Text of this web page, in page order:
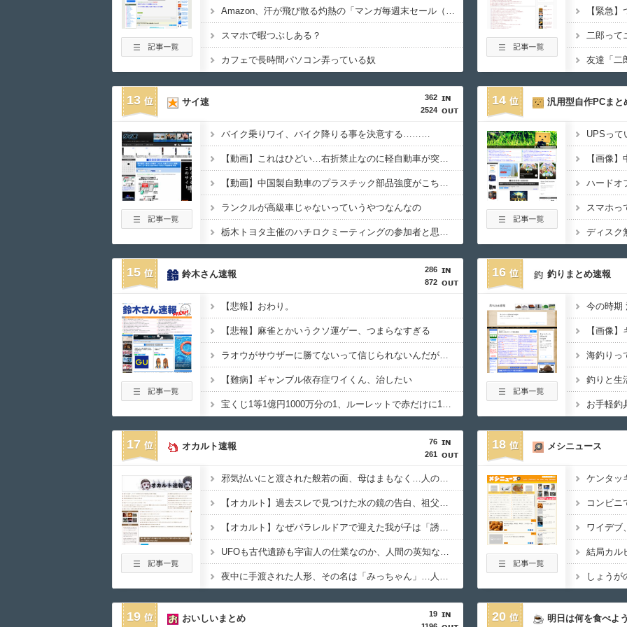
Amazon、汗が飛び散る灼熱の「マンガ毎週末セール（50%還元）」を開催！
スマホで暇つぶしある？
カフェで長時間パソコン弄っている奴
二郎って
友達「二
13
362
2524
サイ速
バイク乗りワイ、バイク降りる事を決意する………
【動画】これはひどい…右折禁止なのに軽自動車が突如右折し路面電車と衝突→乗ってた三人組が車を捨て逃走ｗｗｗｗｗｗ
【動画】中国製自動車のプラスチック部品強度がこちらｗｗｗｗｗｗｗｗｗ
ランクルが高級車じゃないっていうやつなんなの
栃木トヨタ主催のハチロクミーティングの参加者と思われる86乗りが公道で円書きしてる動画を投稿→大炎上
14 汎用型自作PCまと
UPSっ
【画像
15
286
872
鈴木さん速報
【悲報】おわり。
【悲報】麻雀とかいうクソ運ゲー、つまらなすぎる
ラオウがサウザーに勝てないって信じられないんだが…
【難病】ギャンブル依存症ワイくん、治したい
宝くじ1等1億円1000万分の1、ルーレットで赤だけに1万円賭けて13連勝（8192万円）する確率2888分の1ｗ
16 釣りまとめ速報
今の時期
【画像
海釣りっ
釣りと生
お手軽釣
17
76
261
オカルト速報
邪気払いにと渡された般若の面、母はまもなく…人の恨み傑作7選
【オカルト】過去スレで見つけた水の鏡の告白、祖父は閻魔様で父はまさかの…
【オカルト】なぜパラレルドアで迎えた我が子は「誘拐」にならないのか？
UFOも古代遺跡も宇宙人の仕業なのか、人間の英知なのか？ 宇宙・超古代文明傑作7選
夜中に手渡された人形、その名は「みっちゃん」…人形にまつわる傑作7選
18 メシニュース
ケンタッ
コンビニ
ワイデブ
結局カル
19
19
おいしいまとめ 20 明日は何を食べよ